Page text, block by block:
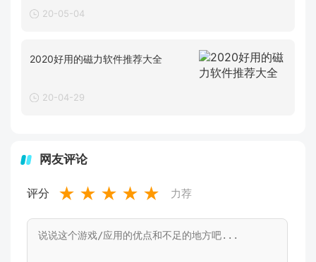
20-05-04
2020好用的磁力软件推荐大全
20-04-29
网友评论
评分 ★ ★ ★ ★ ★ 力荐